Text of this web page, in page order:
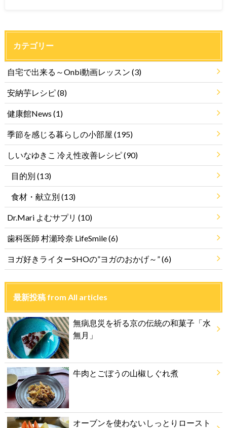
カテゴリー
自宅で出来る～Onbi動画レッスン (3)
安納芋レシピ(8)
健康館News (1)
季節を感じる暮らしの小部屋 (195)
しいなゆきこ 冷え性改善レシピ(90)
目的別 (13)
食材・献立別 (13)
Dr.Mari よむサプリ (10)
歯科医師 村瀬玲奈 LifeSmile(6)
ヨガ好きライターSHOの”ヨガのおかげ～”(6)
最新投稿 from All articles
無病息災を祈る京の伝統の和菓子「水
無月」
牛肉とごぼうの山椒しぐれ煮
オーブンを使わないしっとりロースト